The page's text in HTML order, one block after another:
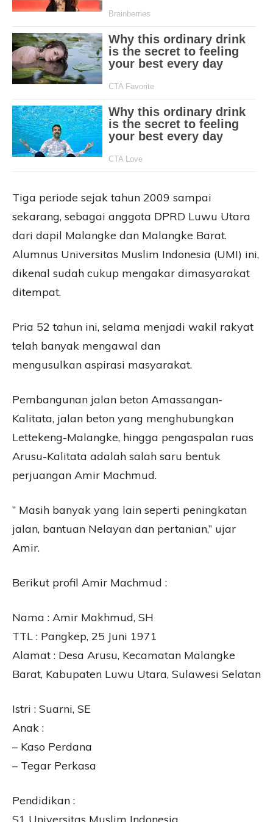
Tiga periode sejak tahun 2009 sampai
sekarang, sebagai anggota DPRD Luwu Utara
dari dapil Malangke dan Malangke Barat.
Alumnus Universitas Muslim Indonesia (UMI) ini,
dikenal sudah cukup mengakar dimasyarakat
ditempat.
Pria 52 tahun ini, selama menjadi wakil rakyat
telah banyak mengawal dan
mengusulkan aspirasi masyarakat.
Pembangunan jalan beton Amassangan-
Kalitata, jalan beton yang menghubungkan
Lettekeng-Malangke, hingga pengaspalan ruas
Arusu-Kalitata adalah salah saru bentuk
perjuangan Amir Machmud.
” Masih banyak yang lain seperti peningkatan
jalan, bantuan Nelayan dan pertanian,” ujar
Amir.
Berikut profil Amir Machmud :
Nama : Amir Makhmud, SH
TTL : Pangkep, 25 Juni 1971
Alamat : Desa Arusu, Kecamatan Malangke
Barat, Kabupaten Luwu Utara, Sulawesi Selatan
Istri : Suarni, SE
Anak :
– Kaso Perdana
– Tegar Perkasa
Pendidikan :